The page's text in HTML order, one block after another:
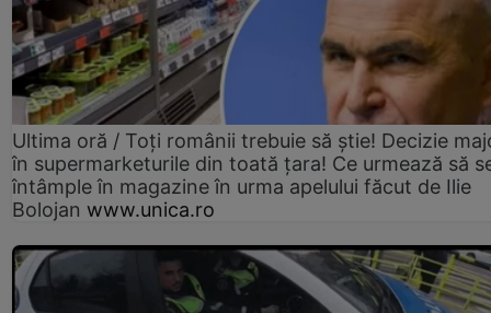
Ultima oră / Toți românii trebuie să știe! Decizie
în supermarketurile din toată țara! Ce urmează să
întâmple în magazine în urma apelului făcut de Ilie
Bolojan www.unica.ro